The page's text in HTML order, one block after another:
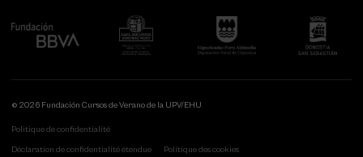
© 2026 Fundación Cursos de Verano de la UPV/EHU
Politique de confidentialité
Déclaration de confidentialité étendue Politique des cookies